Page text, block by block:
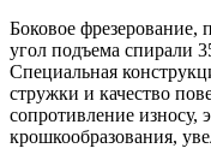
Боковое фрезерование,
угол подъема спирали
Специальная
стружки и качество
сопротивление
крошкообразования,